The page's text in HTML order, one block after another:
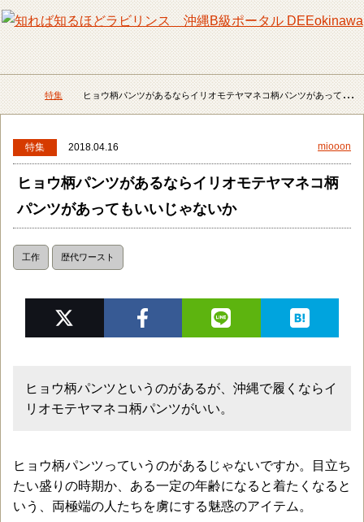
メニュー 検
DEEokinawaトップ
特集 ヒョウ柄パンツがあるならイリオモテヤマネコ柄パンツがあってもいいじゃないか
特集 2018.04.16 miooon
ヒョウ柄パンツがあるならイリオモテヤマネコ柄
パンツがあってもいいじゃないか
工作 歴代ワースト
ヒョウ柄パンツというのがあるが、沖縄で履くならイ
リオモテヤマネコ柄パンツがいい。
ヒョウ柄パンツっていうのがあるじゃないですか。目立ち
たい盛りの時期か、ある一定の年齢になると着たくなると
いう、両極端の人たちを虜にする魅惑のアイテム。